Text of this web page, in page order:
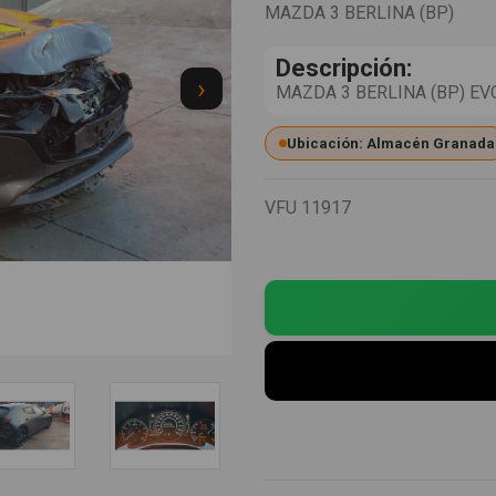
›
MAZDA 3 BERLINA (BP)
Descripción:
MAZDA 3 BERLINA (BP)
Ubicación: Almacén Granada
VFU 11917